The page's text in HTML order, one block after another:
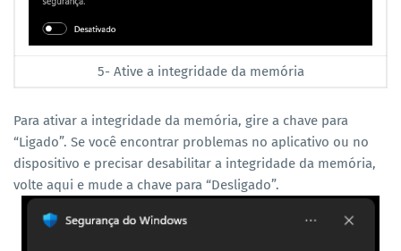
5- Ative a integridade da memória
Para ativar a integridade da memória, gire a chave para
“Ligado”. Se você encontrar problemas no aplicativo ou no
dispositivo e precisar desabilitar a integridade da memória,
volte aqui e mude a chave para “Desligado”.